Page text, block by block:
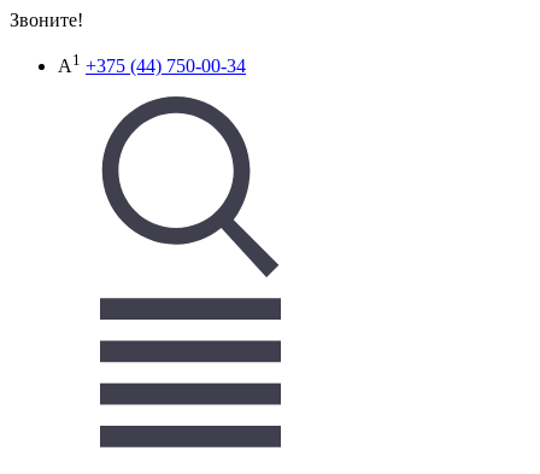
Звоните!
A 1 +375 (44) 750-00-34